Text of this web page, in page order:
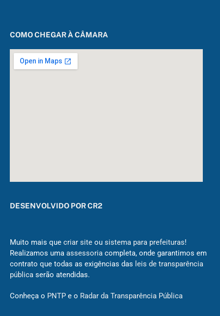
COMO CHEGAR À CÂMARA
DESENVOLVIDO POR CR2
Muito mais que criar site ou sistema para prefeituras!
Realizamos uma assessoria completa, onde garantimos em
contrato que todas as exigências das leis de transparência
pública serão atendidas.
Conheça o PNTP e o Radar da Transparência Pública